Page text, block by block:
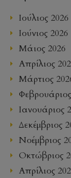
Ιούλιος 2026
Ιούνιος 2026
Μάιος 2026
Απρίλιος
Μάρτιος
Ιανουάριος
Δεκέμβριος
Νοέμβριος
Οκτώβριος
Απρίλιος